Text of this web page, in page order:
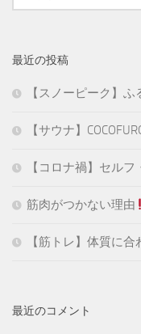
索:
最近の投稿
【スノーピーク】
【サウナ】
【コロナ禍】セル
筋肉がつかない理由
【筋トレ】体質に
最近のコメント